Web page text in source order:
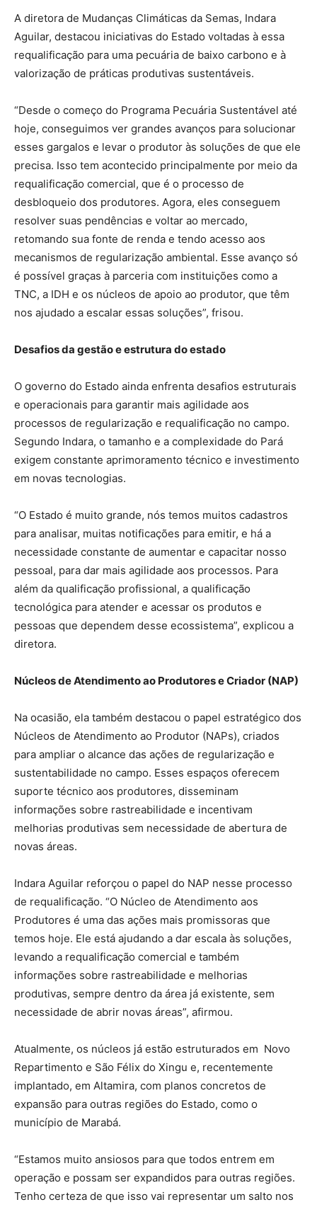
A diretora de Mudanças Climáticas da Semas, Indara
Aguilar, destacou iniciativas do Estado voltadas à essa
requalificação para uma pecuária de baixo carbono e à
valorização de práticas produtivas sustentáveis.
“Desde o começo do Programa Pecuária Sustentável até
hoje, conseguimos ver grandes avanços para solucionar
esses gargalos e levar o produtor às soluções de que ele
precisa. Isso tem acontecido principalmente por meio da
requalificação comercial, que é o processo de
desbloqueio dos produtores. Agora, eles conseguem
resolver suas pendências e voltar ao mercado,
retomando sua fonte de renda e tendo acesso aos
mecanismos de regularização ambiental. Esse avanço só
é possível graças à parceria com instituições como a
TNC, a IDH e os núcleos de apoio ao produtor, que têm
nos ajudado a escalar essas soluções”, frisou.
Desafios da gestão e estrutura do estado
O governo do Estado ainda enfrenta desafios estruturais
e operacionais para garantir mais agilidade aos
processos de regularização e requalificação no campo.
Segundo Indara, o tamanho e a complexidade do Pará
exigem constante aprimoramento técnico e investimento
em novas tecnologias.
“O Estado é muito grande, nós temos muitos cadastros
para analisar, muitas notificações para emitir, e há a
necessidade constante de aumentar e capacitar nosso
pessoal, para dar mais agilidade aos processos. Para
além da qualificação profissional, a qualificação
tecnológica para atender e acessar os produtos e
pessoas que dependem desse ecossistema”, explicou a
diretora.
Núcleos de Atendimento ao Produtores e Criador (NAP)
Na ocasião, ela também destacou o papel estratégico dos
Núcleos de Atendimento ao Produtor (NAPs), criados
para ampliar o alcance das ações de regularização e
sustentabilidade no campo. Esses espaços oferecem
suporte técnico aos produtores, disseminam
informações sobre rastreabilidade e incentivam
melhorias produtivas sem necessidade de abertura de
novas áreas.
Indara Aguilar reforçou o papel do NAP nesse processo
de requalificação. “O Núcleo de Atendimento aos
Produtores é uma das ações mais promissoras que
temos hoje. Ele está ajudando a dar escala às soluções,
levando a requalificação comercial e também
informações sobre rastreabilidade e melhorias
produtivas, sempre dentro da área já existente, sem
necessidade de abrir novas áreas”, afirmou.
Atualmente, os núcleos já estão estruturados em Novo
Repartimento e São Félix do Xingu e, recentemente
implantado, em Altamira, com planos concretos de
expansão para outras regiões do Estado, como o
município de Marabá.
“Estamos muito ansiosos para que todos entrem em
operação e possam ser expandidos para outras regiões.
Tenho certeza de que isso vai representar um salto nos